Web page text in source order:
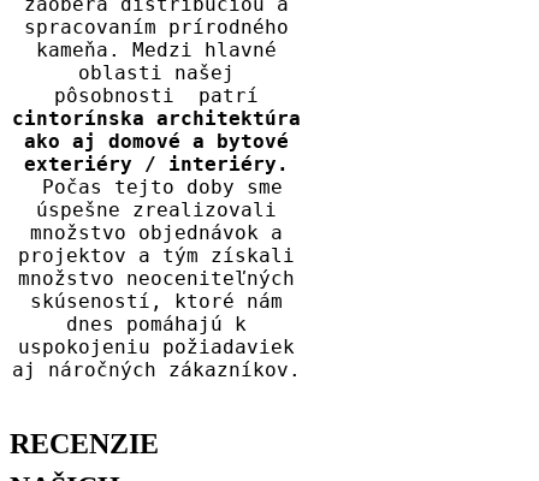
zaoberá distribúciou a
spracovaním prírodného
kameňa. Medzi hlavné
oblasti našej
pôsobnosti patrí
cintorínska architektúra
ako aj domové a bytové
exteriéry / interiéry.
Počas tejto doby sme
úspešne zrealizovali
množstvo objednávok a
projektov a tým získali
množstvo neoceniteľných
skúseností, ktoré nám
dnes pomáhajú k
uspokojeniu požiadaviek
aj náročných zákazníkov.
RECENZIE